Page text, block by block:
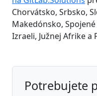
Chorvátsko, Srbsko,
Makedónsko,
Izraeli, Južnej Afrike a
Potrebujete